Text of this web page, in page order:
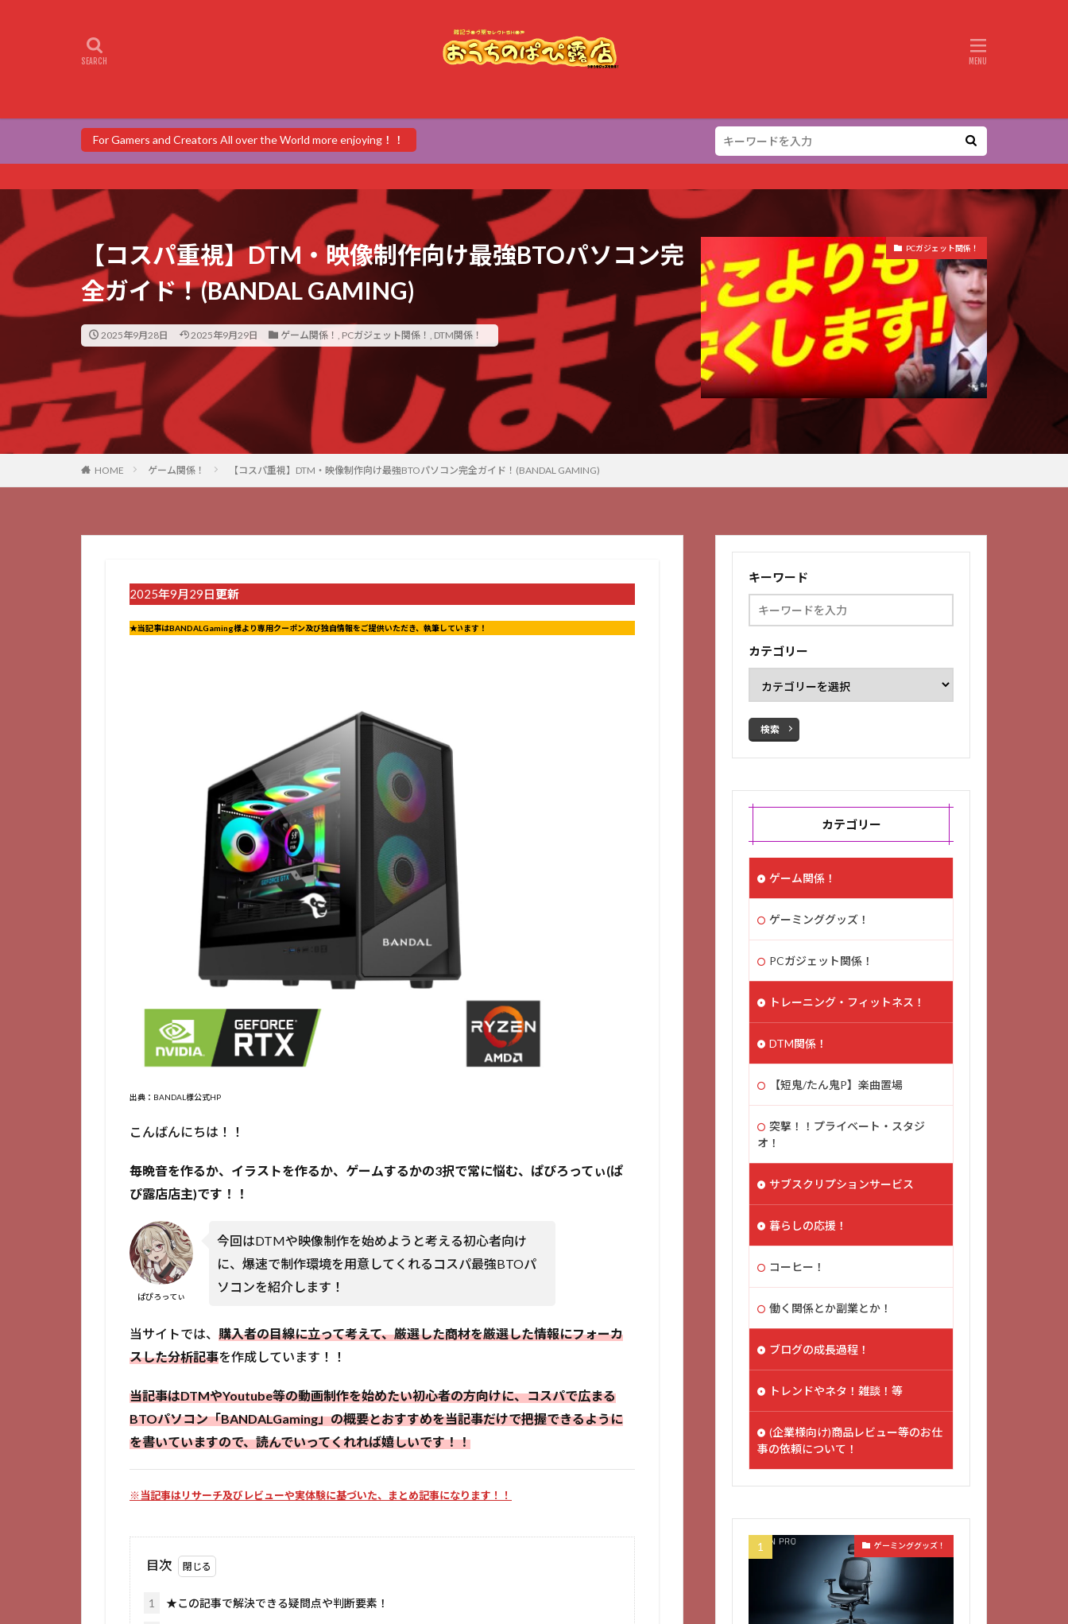
For Gamers and Creators All over the World more enjoying！！
【コスパ重視】DTM・映像制作向け最強BTOパソコン完
全ガイド！(BANDAL GAMING)
2025年9月28日 2025年9月29日 ゲーム関係！ , PCガジェット関係！ , DTM関係！
PCガジェット関係！
HOME ゲーム関係！ 【コスパ重視】DTM・映像制作向け最強BTOパソコン完全ガイド！(BANDAL GAMING)
2025年9月29日更新
★当記事はBANDALGaming様より専用クーポン及び独自情報をご提供いただき、執筆しています！
出典：BANDAL様公式HP
こんばんにちは！！
毎晩音を作るか、イラストを作るか、ゲームするかの3択で常に悩む、ぱぴろってぃ(ぱ
ぴ露店店主)です！！
ぱぴろってぃ
今回はDTMや映像制作を始めようと考える初心者向け
に、爆速で制作環境を用意してくれるコスパ最強BTOパ
ソコンを紹介します！
当サイトでは、 購入者の目線に立って考えて、厳選した商材を厳選した情報にフォーカ
スした分析記事を作成しています！！
当記事はDTMやYoutube等の動画制作を始めたい初心者の方向けに、コスパで広まる
BTOパソコン「BANDALGaming」の概要とおすすめを当記事だけで把握できるように
を書いていますので、読んでいってくれれば嬉しいです！！
※当記事はリサーチ及びレビューや実体験に基づいた、まとめ記事になります！！
目次
1 ★この記事で解決できる疑問点や判断要素！
キーワード
カテゴリー
検索
カテゴリー
ゲーム関係！
ゲーミンググッズ！
PCガジェット関係！
トレーニング・フィットネス！
DTM関係！
【短鬼/たん鬼P】楽曲置場
突撃！！プライベート・スタジ
オ！
サブスクリプションサービス
暮らしの応援！
コーヒー！
働く関係とか副業とか！
ブログの成長過程！
トレンドやネタ！雑談！等
(企業様向け)商品レビュー等のお仕
事の依頼について！
ゲーミンググッズ！